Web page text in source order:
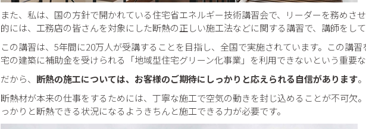
また、私は、国の方針で開かれている住宅省エネルギー技術講習会で、リーダーを務めさ
的には、工務店の皆さんを対象にした断熱の正しい施工法などに関する講習で、講師をして
この講習は、5年間に20万人が受講することを目指し、全国で実施されています。この講
宅の建築に補助金を受けられる「地域型住宅グリーン化事業」を利用できないという重要な
だから、 断熱の施工については、お客様のご期待にしっかりと応えられる自信があります。
断熱材が本来の仕事をするためには、丁寧な施工で空気の動きを封じ込めることが不可欠
っかりと断熱できる状況になるようきちんと施工できる力が必要です。